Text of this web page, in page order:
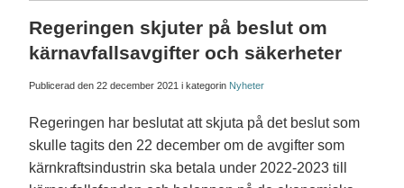
Regeringen skjuter på beslut om
kärnavfallsavgifter och säkerheter
Publicerad den 22 december 2021 i kategorin Nyheter
​Regeringen har beslutat att skjuta på det beslut som
skulle tagits den 22 december om de avgifter som
kärnkraftsindustrin ska betala under 2022-2023 till